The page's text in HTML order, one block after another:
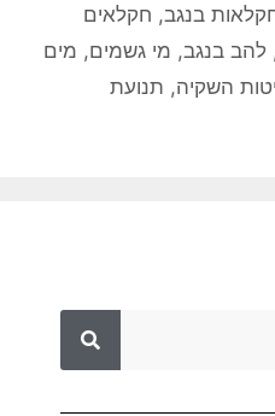
בנגב, חקלאים
להב בנגב, מי גשמים, מים
השקיה, תנועת